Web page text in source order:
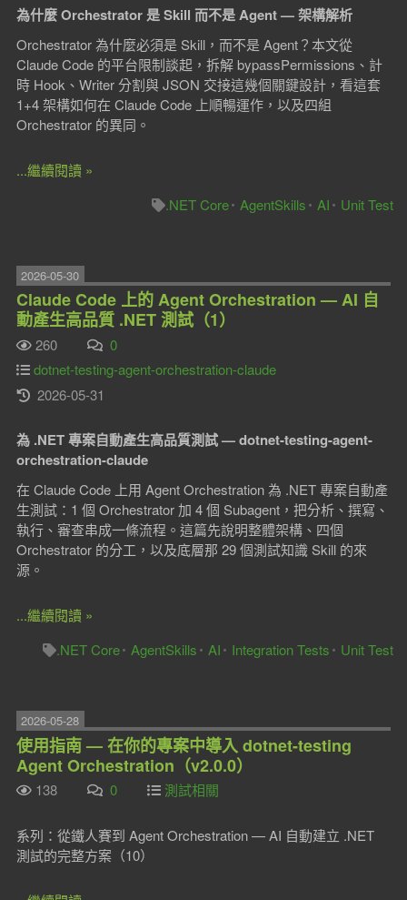
為什麼 Orchestrator 是 Skill 而不是 Agent — 架構解析
Orchestrator 為什麼必須是 Skill，而不是 Agent？本文從
Claude Code 的平台限制談起，拆解 bypassPermissions、計
時 Hook、Writer 分割與 JSON 交接這幾個關鍵設計，看這套
1+4 架構如何在 Claude Code 上順暢運作，以及四組
Orchestrator 的異同。
...繼續閱讀 »
.NET Core
AgentSkills AI Unit Test
2026-05-30
Claude Code 上的 Agent Orchestration — AI 自
動產生高品質 .NET 測試（1）
260
0
dotnet-testing-agent-orchestration-claude
2026-05-31
為 .NET 專案自動產生高品質測試 — dotnet-testing-agent-
orchestration-claude
在 Claude Code 上用 Agent Orchestration 為 .NET 專案自動產
生測試：1 個 Orchestrator 加 4 個 Subagent，把分析、撰寫、
執行、審查串成一條流程。這篇先說明整體架構、四個
Orchestrator 的分工，以及底層那 29 個測試知識 Skill 的來
源。
...繼續閱讀 »
.NET Core
AgentSkills AI Integration Tests Unit Test
2026-05-28
使用指南 — 在你的專案中導入 dotnet-testing
Agent Orchestration（v2.0.0）
138 0 測試相關
系列：從鐵人賽到 Agent Orchestration — AI 自動建立 .NET
測試的完整方案（10）